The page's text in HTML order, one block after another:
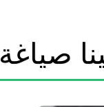
صياغة